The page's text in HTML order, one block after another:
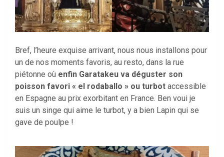
Bref, l’heure exquise arrivant, nous nous installons pour
un de nos moments favoris, au resto, dans la rue
piétonne où enfin Garatakeu va déguster son
poisson favori « el rodaballo » ou turbot accessible
en Espagne au prix exorbitant en France. Ben voui je
suis un singe qui aime le turbot, y a bien Lapin qui se
gave de poulpe !